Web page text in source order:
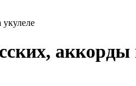
аккорды